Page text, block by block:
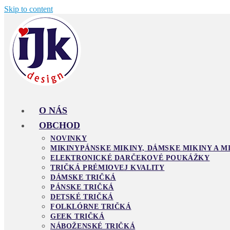
Skip to content
O NÁS
OBCHOD
NOVINKY
MIKINYPÁNSKE MIKINY, DÁMSKE MIKINY A
ELEKTRONICKÉ DARČEKOVÉ POUKÁŽKY
TRIČKÁ PRÉMIOVEJ KVALITY
DÁMSKE TRIČKÁ
PÁNSKE TRIČKÁ
DETSKÉ TRIČKÁ
FOLKLÓRNE TRIČKÁ
GEEK TRIČKÁ
NÁBOŽENSKÉ TRIČKÁ